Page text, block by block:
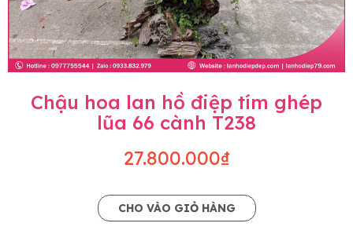
Chậu hoa lan hồ điệp tím ghép
lũa 66 cành T238
27.800.000₫
CHO VÀO GIỎ HÀNG